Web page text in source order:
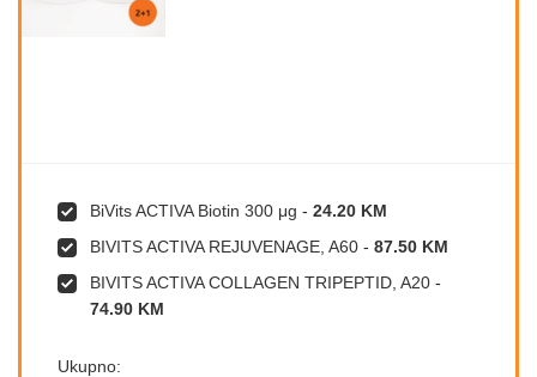
BiVits ACTIVA Biotin 300 μg - 24.20 KM
BIVITS ACTIVA REJUVENAGE, A60 - 87.50 KM
BIVITS ACTIVA COLLAGEN TRIPEPTID, A20 -
74.90 KM
Ukupno: